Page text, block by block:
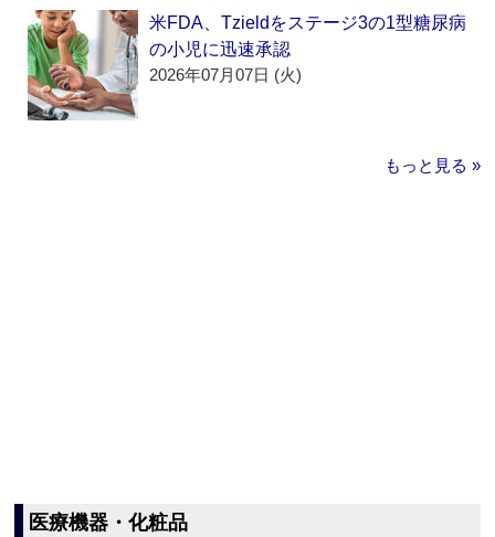
米FDA、Tzieldをステージ3の1型糖尿病
の小児に迅速承認
2026年07月07日 (火)
もっと見る »
医療機器・化粧品